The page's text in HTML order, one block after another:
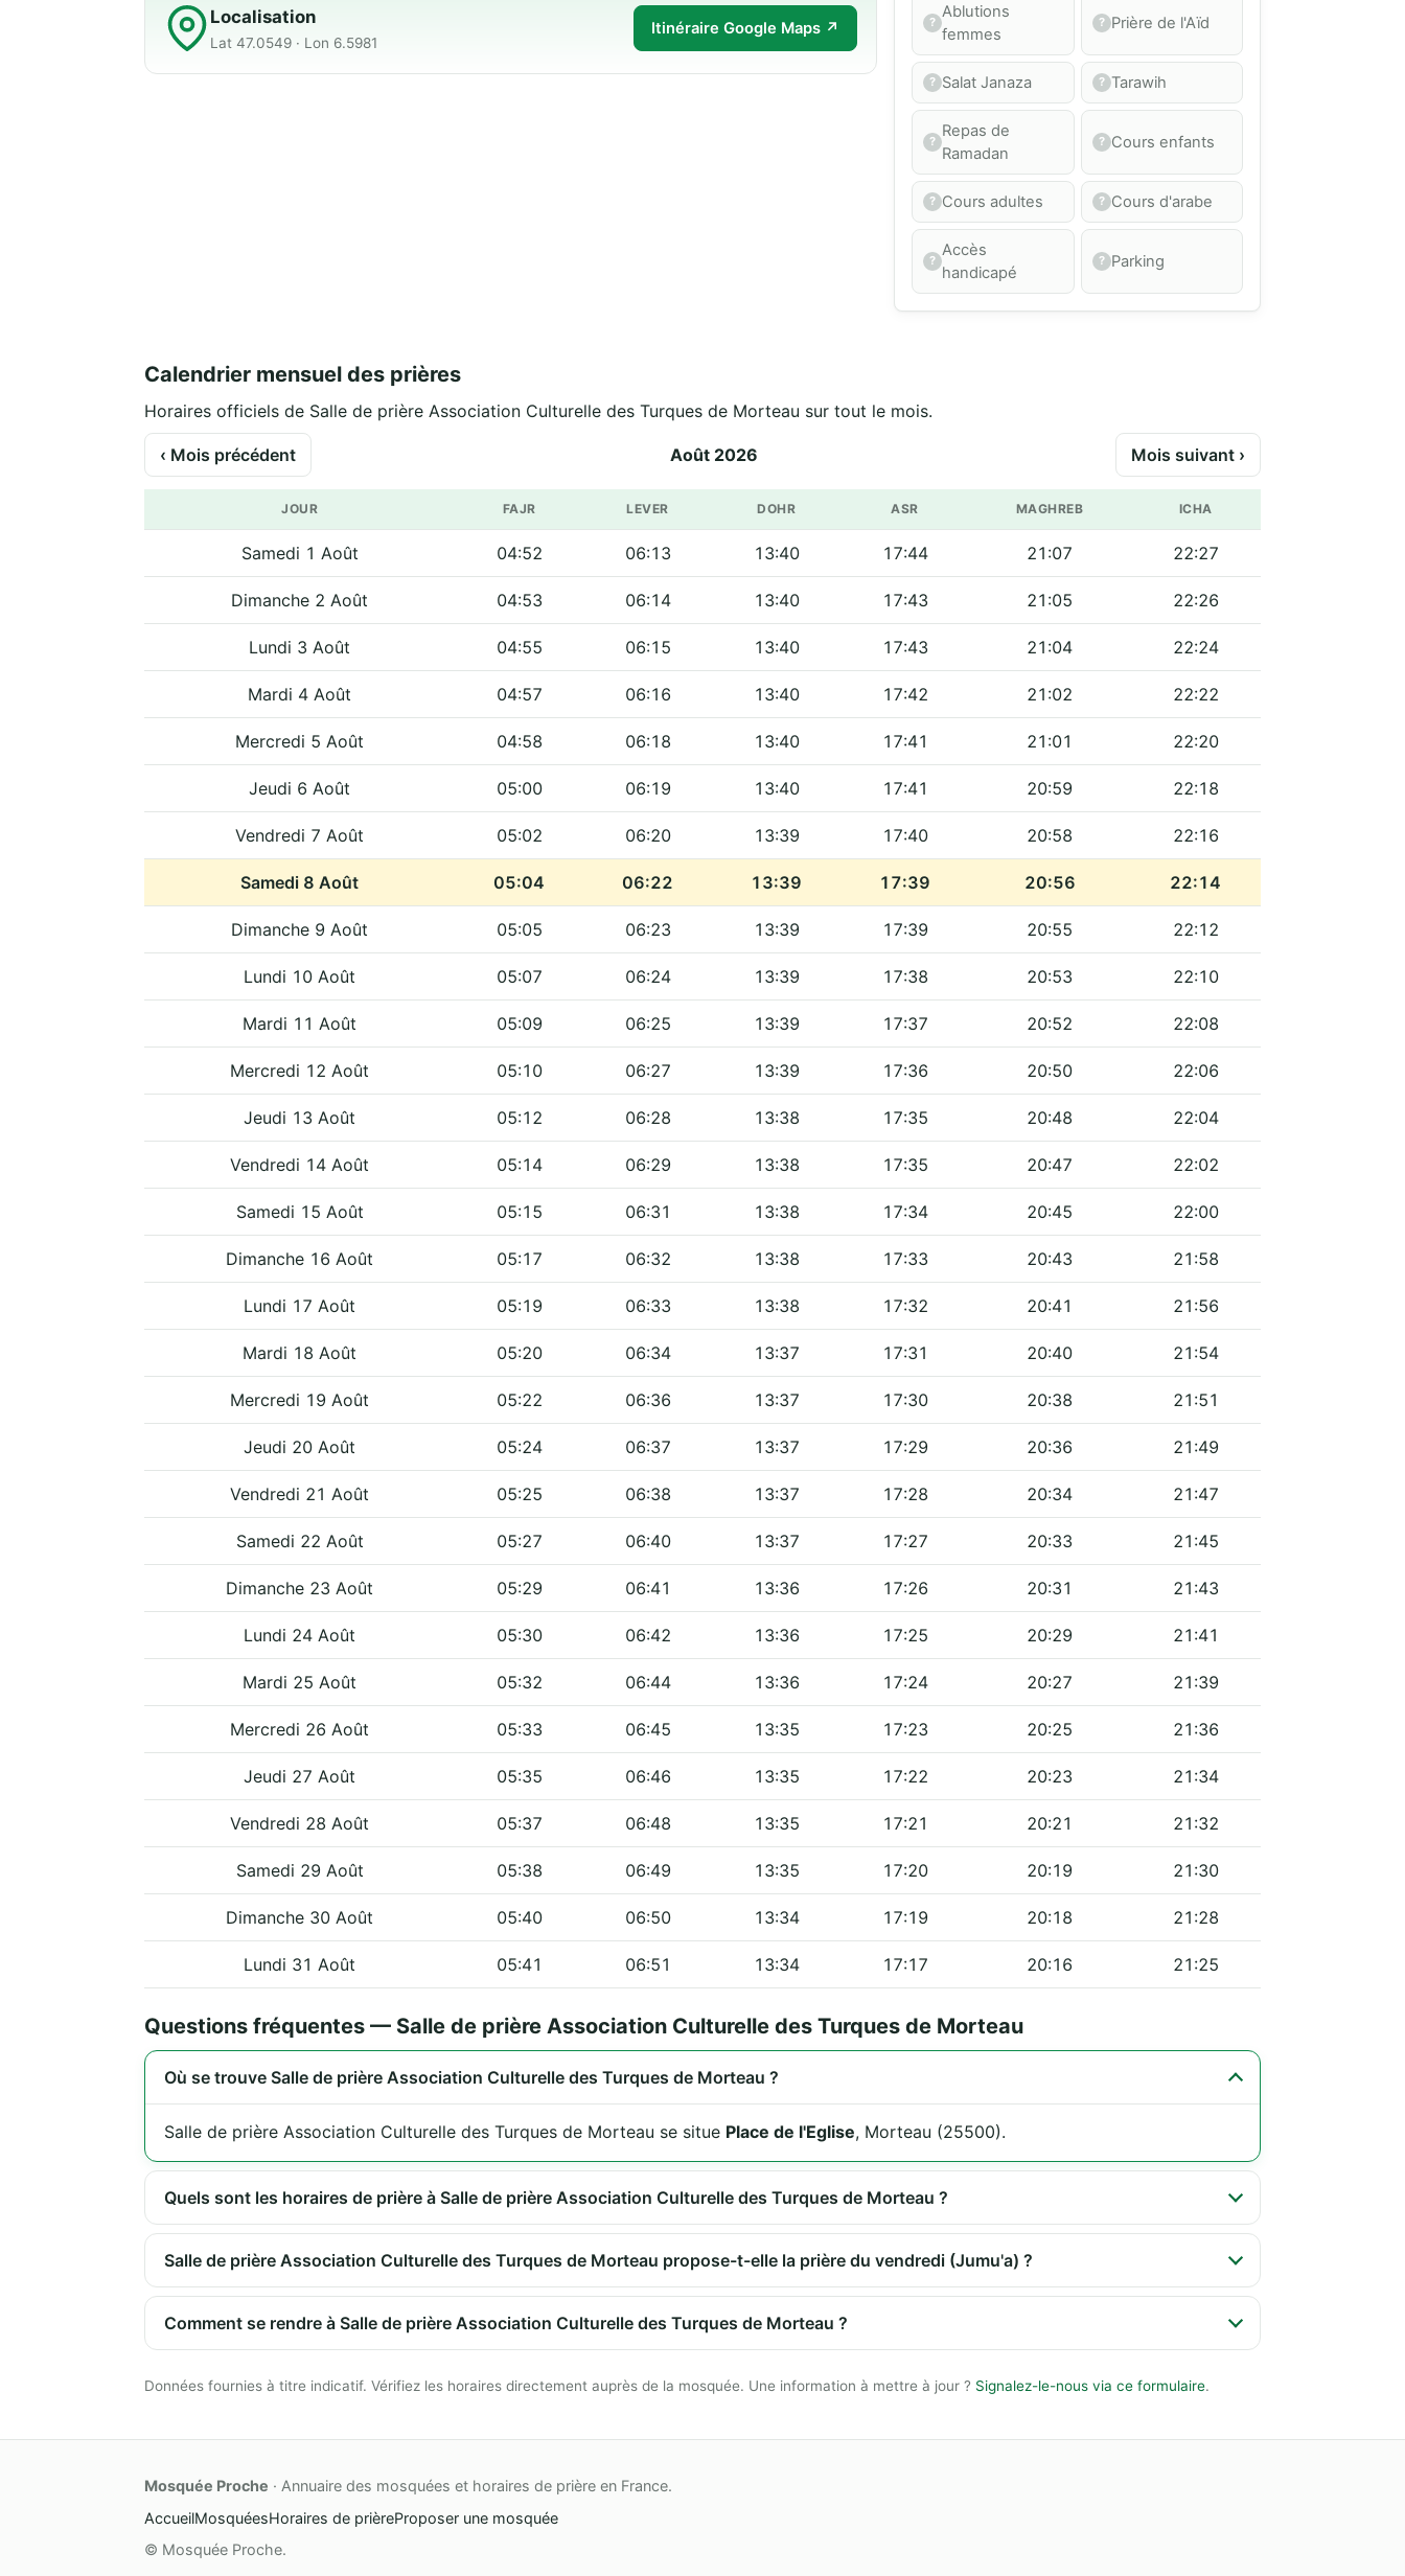
Localisation
Lat 47.0549 · Lon 6.5981
Itinéraire Google Maps ↗
Ablutions
femmes
Prière de l'Aïd
Salat Janaza Tarawih
Repas de
Ramadan
Cours enfants
Cours adultes Cours d'arabe
Accès
handicapé
Parking
Calendrier mensuel des prières
Horaires officiels de Salle de prière Association Culturelle des Turques de Morteau sur tout le mois.
‹ Mois précédent Août 2026 Mois suivant ›
JOUR FAJR LEVER DOHR ASR MAGHREB ICHA
Samedi 1 Août 04:52 06:13 13:40 17:44 21:07 22:27
Dimanche 2 Août 04:53 06:14 13:40 17:43 21:05 22:26
Lundi 3 Août 04:55 06:15 13:40 17:43 21:04 22:24
Mardi 4 Août 04:57 06:16 13:40 17:42 21:02 22:22
Mercredi 5 Août 04:58 06:18 13:40 17:41 21:01 22:20
Jeudi 6 Août 05:00 06:19 13:40 17:41 20:59 22:18
Vendredi 7 Août 05:02 06:20 13:39 17:40 20:58 22:16
Samedi 8 Août 05:04 06:22 13:39 17:39 20:56 22:14
Dimanche 9 Août 05:05 06:23 13:39 17:39 20:55 22:12
Lundi 10 Août 05:07 06:24 13:39 17:38 20:53 22:10
Mardi 11 Août 05:09 06:25 13:39 17:37 20:52 22:08
Mercredi 12 Août 05:10 06:27 13:39 17:36 20:50 22:06
Jeudi 13 Août 05:12 06:28 13:38 17:35 20:48 22:04
Vendredi 14 Août 05:14 06:29 13:38 17:35 20:47 22:02
Samedi 15 Août 05:15 06:31 13:38 17:34 20:45 22:00
Dimanche 16 Août 05:17 06:32 13:38 17:33 20:43 21:58
Lundi 17 Août 05:19 06:33 13:38 17:32 20:41 21:56
Mardi 18 Août 05:20 06:34 13:37 17:31 20:40 21:54
Mercredi 19 Août 05:22 06:36 13:37 17:30 20:38 21:51
Jeudi 20 Août 05:24 06:37 13:37 17:29 20:36 21:49
Vendredi 21 Août 05:25 06:38 13:37 17:28 20:34 21:47
Samedi 22 Août 05:27 06:40 13:37 17:27 20:33 21:45
Dimanche 23 Août 05:29 06:41 13:36 17:26 20:31 21:43
Lundi 24 Août 05:30 06:42 13:36 17:25 20:29 21:41
Mardi 25 Août 05:32 06:44 13:36 17:24 20:27 21:39
Mercredi 26 Août 05:33 06:45 13:35 17:23 20:25 21:36
Jeudi 27 Août 05:35 06:46 13:35 17:22 20:23 21:34
Vendredi 28 Août 05:37 06:48 13:35 17:21 20:21 21:32
Samedi 29 Août 05:38 06:49 13:35 17:20 20:19 21:30
Dimanche 30 Août 05:40 06:50 13:34 17:19 20:18 21:28
Lundi 31 Août 05:41 06:51 13:34 17:17 20:16 21:25
Questions fréquentes — Salle de prière Association Culturelle des Turques de Morteau
Où se trouve Salle de prière Association Culturelle des Turques de Morteau ?
Salle de prière Association Culturelle des Turques de Morteau se situe Place de l'Eglise, Morteau (25500).
Quels sont les horaires de prière à Salle de prière Association Culturelle des Turques de Morteau ?
Salle de prière Association Culturelle des Turques de Morteau propose-t-elle la prière du vendredi (Jumu'a) ?
Comment se rendre à Salle de prière Association Culturelle des Turques de Morteau ?
Données fournies à titre indicatif. Vérifiez les horaires directement auprès de la mosquée. Une information à mettre à jour ? Signalez-le-nous via ce formulaire.
Mosquée Proche · Annuaire des mosquées et horaires de prière en France.
AccueilMosquéesHoraires de prièreProposer une mosquée
© Mosquée Proche.